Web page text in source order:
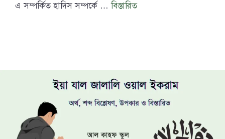
এ সম্পর্কিত হাদিস সম্পর্কে …বিস্তারিত